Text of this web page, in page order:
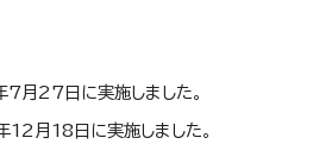
月27日に実施しました。
月18日に実施しました。